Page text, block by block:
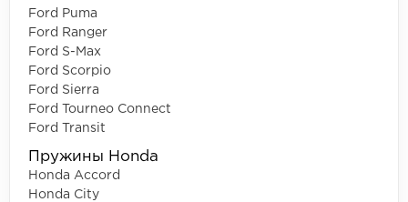
Ford Puma
Ford Ranger
Ford S-Max
Ford Scorpio
Ford Sierra
Ford Tourneo Connect
Ford Transit
Пружины Honda
Honda Accord
Honda City